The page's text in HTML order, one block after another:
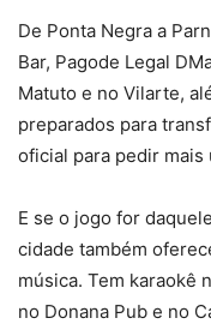
De Ponta Negra a
Bar, Pagode Legal
Matuto e no Vilarte,
preparados para
oficial para pedir mais
E se o jogo for
cidade também
música. Tem karaokê
no Donana Pub e no